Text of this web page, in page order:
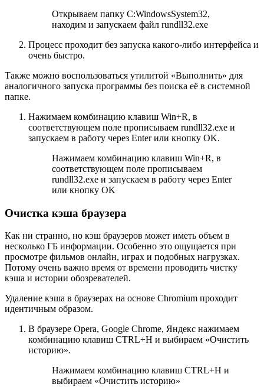
Открываем папку C:WindowsSystem32,
находим и запускаем файл rundll32.exe
Процесс проходит без запуска какого-либо интерфейса и
очень быстро.
Также можно воспользоваться утилитой «Выполнить» для
аналогичного запуска программы без поиска её в системной
папке.
Нажимаем комбинацию клавиш Win+R, в
соответствующем поле прописываем rundll32.exe и
запускаем в работу через Enter или кнопку OK.
Нажимаем комбинацию клавиш Win+R, в
соответствующем поле прописываем
rundll32.exe и запускаем в работу через Enter
или кнопку OK
Очистка кэша браузера
Как ни странно, но кэш браузеров может иметь объем в
несколько ГБ информации. Особенно это ощущается при
просмотре фильмов онлайн, играх и подобных нагрузках.
Потому очень важно время от времени проводить чистку
кэша и истории обозревателей.
Удаление кэша в браузерах на основе Chromium проходит
идентичным образом.
В браузере Opera, Google Chrome, Яндекс нажимаем
комбинацию клавиш CTRL+H и выбираем «Очистить
историю».
Нажимаем комбинацию клавиш CTRL+H и
выбираем «Очистить историю»